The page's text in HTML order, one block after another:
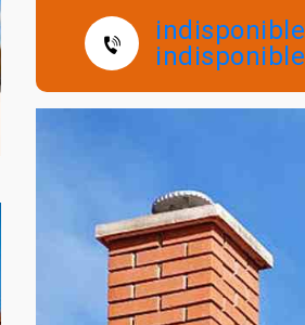
indisponible
indisponible